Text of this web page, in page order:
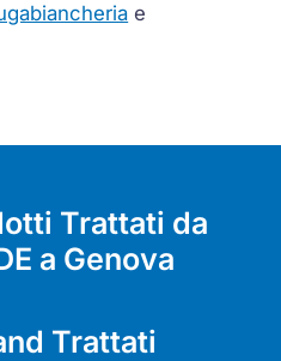
e
Trattati da
a Genova
Trattati